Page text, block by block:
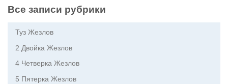
Все записи рубрики
Туз Жезлов
2 Двойка Жезлов
4 Четверка Жезлов
5 Пятерка Жезлов